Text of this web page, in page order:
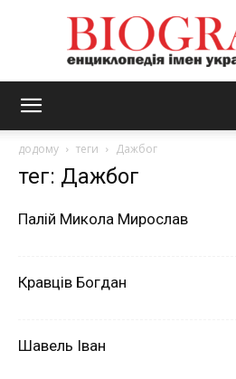
додому теги Дажбог
тег: Дажбог
Палій Микола Мирослав
Кравців Богдан
Шавель Іван